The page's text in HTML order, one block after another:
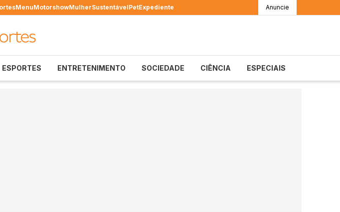
MenuMotorshowMulherSustentávelPetExpediente Anuncie
ESPORTES ENTRETENIMENTO SOCIEDADE CIÊNCIA ESPECIAIS